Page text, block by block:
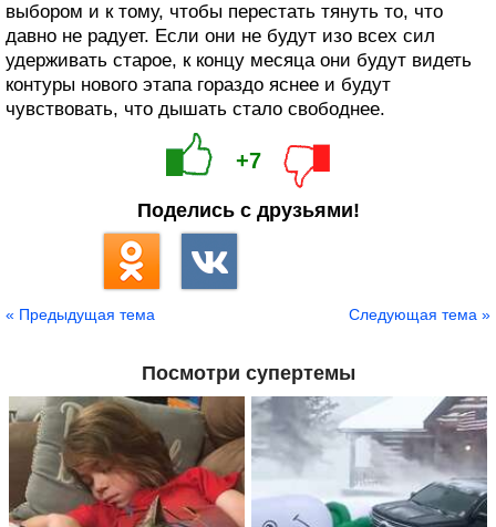
выбором и к тому, чтобы перестать тянуть то, что
давно не радует. Если они не будут изо всех сил
удерживать старое, к концу месяца они будут видеть
контуры нового этапа гораздо яснее и будут
чувствовать, что дышать стало свободнее.
+7
Поделись с друзьями!
« Предыдущая тема Следующая тема »
Посмотри супертемы